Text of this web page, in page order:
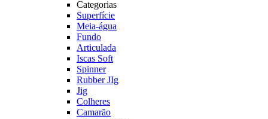
Categorias
Superfície
Meia-água
Fundo
Articulada
Iscas Soft
Spinner
Rubber JIg
Jig
Colheres
Camarão